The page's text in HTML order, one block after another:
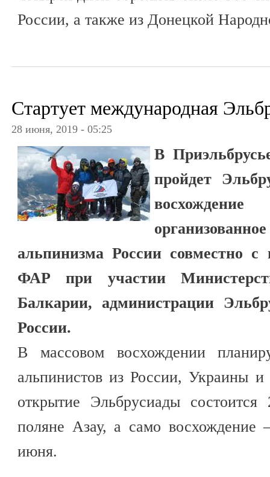
России, а также из Донецкой
Стартует международная
28 июня, 2019 - 05:25
В
пройдет
альпинизма России совместно
ФАР при участии
Балкарии, администрации
России.
В массовом восхождении
альпинистов из России, Украины
открытие Эльбрусиады
поляне Азау, а само
июня.